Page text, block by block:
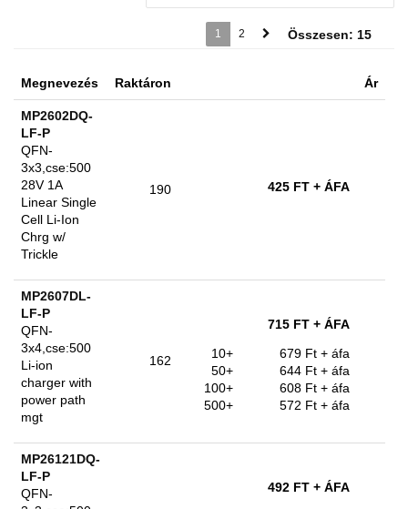
1 2 Összesen: 15
Megnevezés Raktáron Ár
MP2602DQ-
LF-P
QFN-
3x3,cse:500
28V 1A
Linear Single
Cell Li-Ion
Chrg w/
Trickle
190 425 FT + ÁFA
MP2607DL-
LF-P
QFN-
3x4,cse:500
Li-ion
charger with
power path
mgt
162
715 FT + ÁFA
10+
679 Ft + áfa
50+
644 Ft + áfa
100+
608 Ft + áfa
500+
572 Ft + áfa
MP26121DQ-
LF-P
QFN-
492 FT + ÁFA